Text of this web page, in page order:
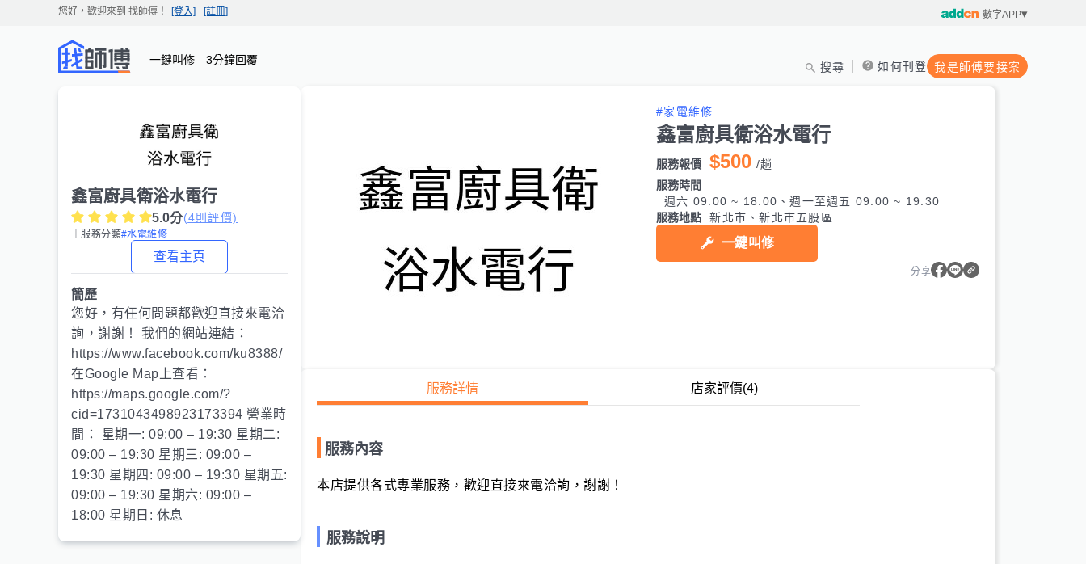
您好，歡迎來到 找師傅 ！ [登入] [註冊] 數字APP
一鍵叫修 3分鐘回覆
搜尋 如何刊登 我是師傅要接案
鑫富廚具衛浴水電行
5.0分(4則評價)
｜服務分類#水電維修
查看主頁
簡歷
您好，有任何問題都歡迎直接來電洽
詢，謝謝！ 我們的網站連結：
https://www.facebook.com/ku8388/
在Google Map上查看：
https://maps.google.com/?
cid=1731043498923173394 營業時
間： 星期一: 09:00 – 19:30 星期二:
09:00 – 19:30 星期三: 09:00 –
19:30 星期四: 09:00 – 19:30 星期五:
09:00 – 19:30 星期六: 09:00 –
18:00 星期日: 休息
#家電維修
鑫富廚具衛浴水電行
服務報價 $500 /趟
服務時間
週六 09:00 ~ 18:00、週一至週五 09:00 ~ 19:30
服務地點
新北市、新北市五股區
一鍵叫修
分享
服務詳情 店家評價(4)
服務內容
本店提供各式專業服務，歡迎直接來電洽詢，謝謝！
服務說明